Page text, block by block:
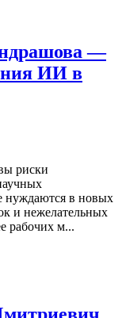
—
ИИ в
риски
нуждаются в новых
и нежелательных
рабочих м...